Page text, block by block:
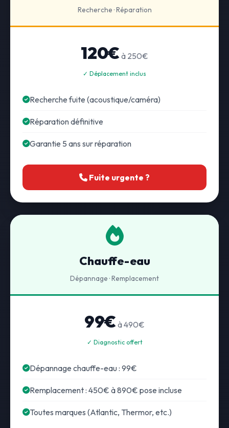
Recherche · Réparation
120€ à 250€
✓ Déplacement inclus
Recherche fuite (acoustique/caméra)
Réparation définitive
Garantie 5 ans sur réparation
Fuite urgente ?
Chauffe-eau
Dépannage · Remplacement
99€ à 490€
✓ Diagnostic offert
Dépannage chauffe-eau : 99€
Remplacement : 450€ à 890€ pose incluse
Toutes marques (Atlantic, Thermor, etc.)